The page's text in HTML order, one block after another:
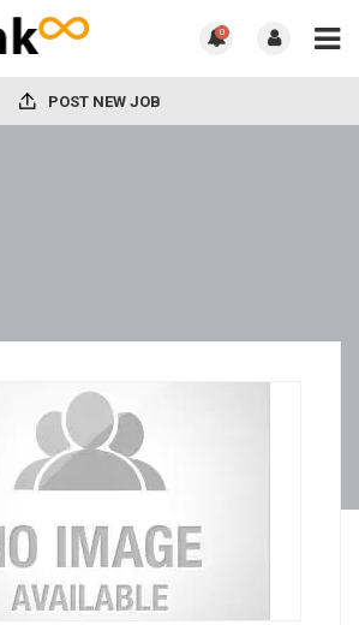
0
POST NEW JOB